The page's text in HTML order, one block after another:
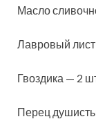
Масло
Лавровый
Гвоздика — 2
Перец